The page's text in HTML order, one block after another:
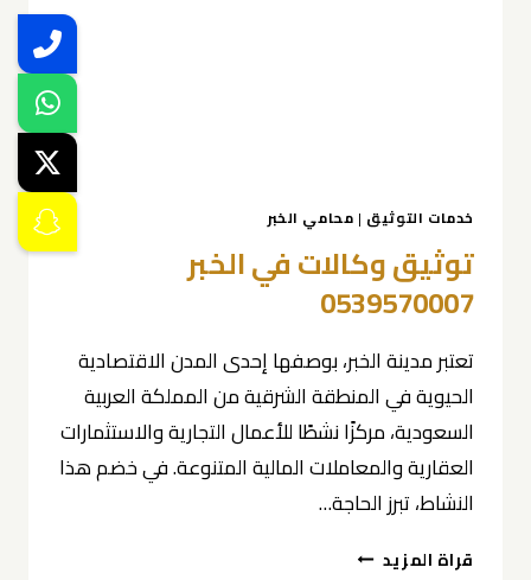
خدمات التوثيق | محامي الخبر
توثيق وكالات في الخبر
0539570007
تعتبر مدينة الخبر، بوصفها إحدى المدن الاقتصادية
الحيوية في المنطقة الشرقية من المملكة العربية
السعودية، مركزًا نشطًا للأعمال التجارية والاستثمارات
العقارية والمعاملات المالية المتنوعة. في خضم هذا
النشاط، تبرز الحاجة…
قراة المزيد توثيق